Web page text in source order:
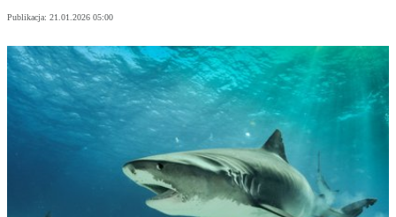
Publikacja: 21.01.2026 05:00